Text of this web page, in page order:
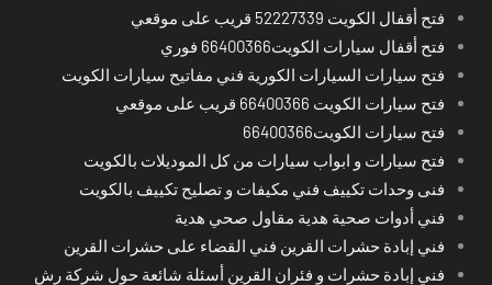
فتح أقفال الكويت 52227339 قريب على موقعي
فتح أقفال سيارات الكويت66400366 فوري
فتح سيارات السيارات الكورية فني مفاتيح سيارات الكويت
فتح سيارات الكويت 66400366 قريب على موقعي
فتح سيارات الكويت66400366
فتح سيارات و ابواب سيارات من كل الموديلات بالكويت
فنى وحدات تكييف فني مكيفات و تصليح تكييف بالكويت
فني أدوات صحية هدية مقاول صحي هدية
فني إبادة حشرات القرين فني القضاء على حشرات القرين
فني إبادة حشرات و فئران القرين أسئلة شائعة حول شركة رش